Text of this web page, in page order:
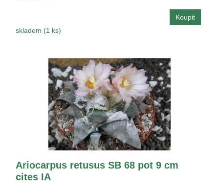
skladem (1 ks)
Ariocarpus retusus SB 68 pot 9 cm
cites IA